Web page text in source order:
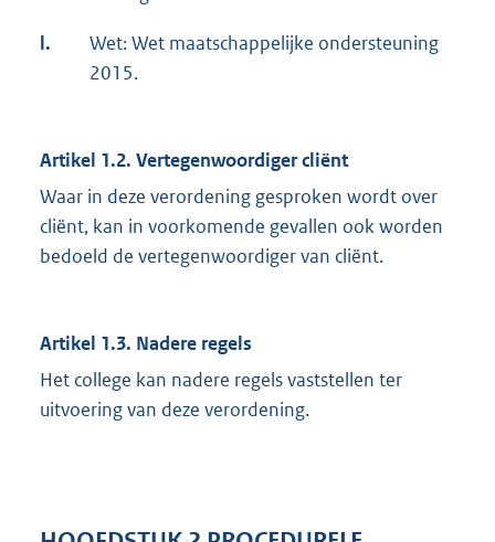
l.
Wet: Wet maatschappelijke ondersteuning
2015.
Artikel 1.2. Vertegenwoordiger cliënt
Waar in deze verordening gesproken wordt over
cliënt, kan in voorkomende gevallen ook worden
bedoeld de vertegenwoordiger van cliënt.
Artikel 1.3. Nadere regels
Het college kan nadere regels vaststellen ter
uitvoering van deze verordening.